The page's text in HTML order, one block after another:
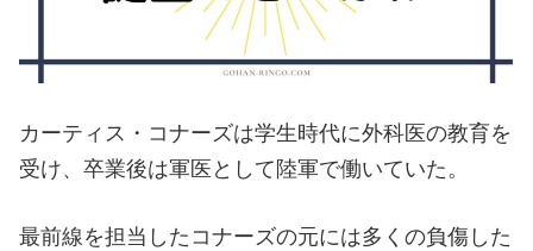
カーティス・コナーズは学生時代に外科医の教育を
受け、卒業後は軍医として陸軍で働いていた。
最前線を担当したコナーズの元には多くの負傷した